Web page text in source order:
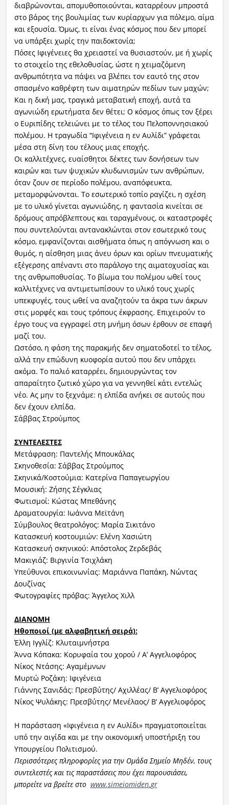
διαβρώνονται, απομυθοποιούνται, καταρρέουν μπροστά
στο βάρος της βουλιμίας των κυρίαρχων για πόλεμο, αίμα
και εξουσία. Όμως, τι είναι ένας κόσμος που δεν μπορεί
να υπάρξει χωρίς την παιδοκτονία;
Πόσες Ιφιγένειες θα χρειαστεί να θυσιαστούν, με ή χωρίς
το στοιχείο της εθελοθυσίας, ώστε η χειμαζόμενη
ανθρωπότητα να πάψει να βλέπει τον εαυτό της στον
σπασμένο καθρέφτη των αιματηρών πεδίων των μαχών;
Και η δική μας, τραγικά μεταβατική εποχή, αυτά τα
αγωνιώδη ερωτήματα δεν θέτει; Ο κόσμος όπως τον ξέρει
ο Ευριπίδης τελειώνει με το τέλος του Πελοποννησιακού
πολέμου. Η τραγωδία “Ιφιγένεια η εν Αυλίδι” γράφεται
μέσα στη δίνη του τέλους μιας εποχής.
Οι καλλιτέχνες, ευαίσθητοι δέκτες των δονήσεων των
καιρών και των ψυχικών κλυδωνισμών των ανθρώπων,
όταν ζουν σε περίοδο πολέμου, αναπόφευκτα,
μεταμορφώνονται. Το εσωτερικό τοπίο ραγίζει, η σχέση
με το υλικό γίνεται αγωνιώδης, η φαντασία κινείται σε
δρόμους απρόβλεπτους και ταραγμένους, οι καταστροφές
που συντελούνται αντανακλώνται στον εσωτερικό τους
κόσμο, εμφανίζονται αισθήματα όπως η απόγνωση και ο
θυμός, η αίσθηση μιας άνευ όρων και ορίων πνευματικής
εξέγερσης απέναντι στο παράλογο της αιματοχυσίας και
της ανθρωποθυσίας. Το βίωμα του πολέμου ωθεί τους
καλλιτέχνες να αντιμετωπίσουν το υλικό τους χωρίς
υπεκφυγές, τους ωθεί να αναζητούν τα άκρα των άκρων
στις μορφές και τους τρόπους έκφρασης. Επιχειρούν το
έργο τους να εγγραφεί στη μνήμη όσων έρθουν σε επαφή
μαζί του.
Ωστόσο, η φάση της παρακμής δεν σηματοδοτεί το τέλος,
αλλά την επώδυνη κυοφορία αυτού που δεν υπάρχει
ακόμα. Το παλιό καταρρέει, δημιουργώντας τον
απαραίτητο ζωτικό χώρο για να γεννηθεί κάτι εντελώς
νέο. Ας μην το ξεχνάμε: η ελπίδα ανήκει σε αυτούς που
δεν έχουν ελπίδα.
Σάββας Στρούμπος
ΣΥΝΤΕΛΕΣΤΕΣ
Μετάφραση: Παντελής Μπουκάλας
Σκηνοθεσία: Σάββας Στρούμπος
Σκηνικά/Κοστούμια: Κατερίνα Παπαγεωργίου
Μουσική: Ζήσης Σέγκλιας
Φωτισμοί: Κώστας Μπεθάνης
Δραματουργία: Ιωάννα Μεϊτάνη
Σύμβουλος θεατρολόγος: Μαρία Σικιτάνο
Κατασκευή κοστουμιών: Ελένη Χασιώτη
Κατασκευή σκηνικού: Απόστολος Ζερδεβάς
Μακιγιάζ: Βιργινία Τσιχλάκη
Υπεύθυνοι επικοινωνίας: Μαριάννα Παπάκη, Νώντας
Δουζίνας
Φωτογραφίες πρόβας: Άγγελος Χιλλ
ΔΙΑΝΟΜΗ
Ηθοποιοί (με αλφαβητική σειρά):
Έλλη Ιγγλίζ: Κλυταιμνήστρα
Άννα Κόπακα: Κορυφαία του χορού / Α’ Αγγελιοφόρος
Νίκος Ντάσης: Αγαμέμνων
Μυρτώ Ροζάκη: Ιφιγένεια
Γιάννης Σανιδάς: Πρεσβύτης/ Αχιλλέας/ Β’ Αγγελιοφόρος
Νίκος Ψυλάκης: Πρεσβύτης/ Μενέλαος/ Β’ Αγγελιοφόρος
Η παράσταση «Ιφιγένεια η εν Αυλίδι» πραγματοποιείται
υπό την αιγίδα και με την οικονομική υποστήριξη του
Υπουργείου Πολιτισμού.
Περισσότερες πληροφορίες για την Ομάδα Σημείο Μηδέν, τους
συντελεστές και τις παραστάσεις που έχει παρουσιάσει,
μπορείτε να βρείτε στο www.simeiomiden.gr